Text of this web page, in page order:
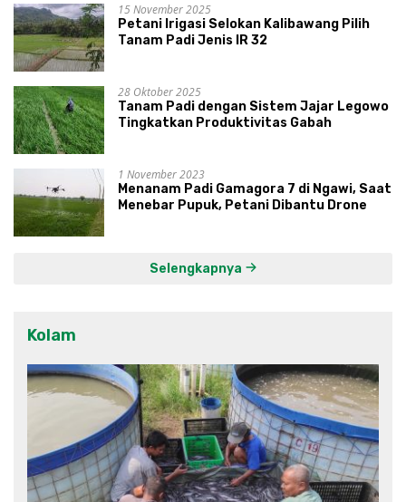
15 November 2025
Petani Irigasi Selokan Kalibawang Pilih
Tanam Padi Jenis IR 32
28 Oktober 2025
Tanam Padi dengan Sistem Jajar Legowo
Tingkatkan Produktivitas Gabah
1 November 2023
Menanam Padi Gamagora 7 di Ngawi, Saat
Menebar Pupuk, Petani Dibantu Drone
Selengkapnya
Kolam